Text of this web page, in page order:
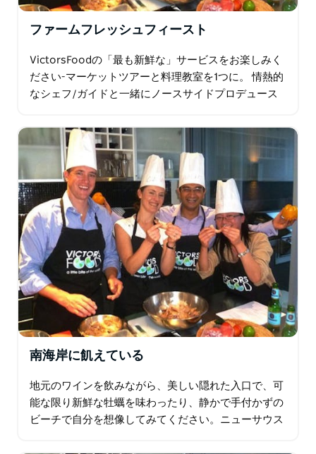
ファームフレッシュフィースト
VictorsFoodの「最も新鮮な」サービスをお楽しみく
ださい-マーケットツアーと料理教室を1つに。 情熱的
なシェフ/ガイドと一緒にノースサイドプロデュース
お茶から始めて、魅力的なトーク…
南海岸に飢えている
地元のワインを飲みながら、美しい隠れた入口で、可
能な限り新鮮な牡蠣を味わったり、静かで手付かずの
ビーチで自分を想像してみてください。ニューサウス